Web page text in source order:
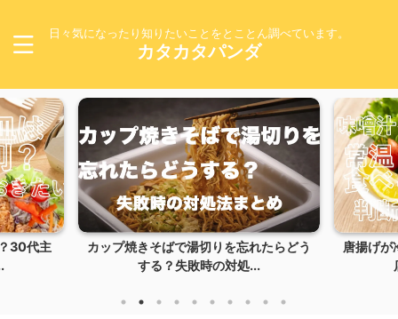
日々気になったり知りたいことをとことん調べています。
カタカタパンダ
カップ焼きそばで湯切りを忘れたらどう
する？失敗時の対処...
唐揚げが冷めると
店のよう